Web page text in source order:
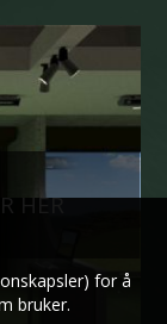
HER
for å
bruker.